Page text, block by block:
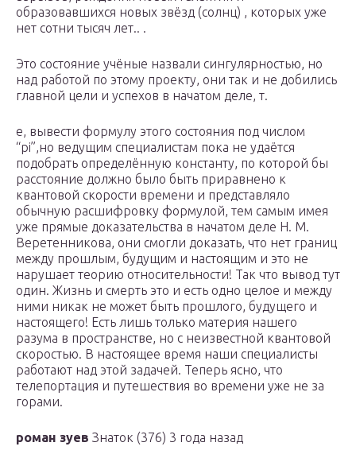
образовавшихся новых звёзд (солнц) , которых уже
нет сотни тысяч лет.. .
Это состояние учёные назвали сингулярностью, но
над работой по этому проекту, они так и не добились
главной цели и успехов в начатом деле, т.
е, вывести формулу этого состояния под числом
“pi”,но ведущим специалистам пока не удаётся
подобрать определённую константу, по которой бы
расстояние должно было быть приравнено к
квантовой скорости времени и представляло
обычную расшифровку формулой, тем самым имея
уже прямые доказательства в начатом деле Н. М.
Веретенникова, они смогли доказать, что нет границ
между прошлым, будущим и настоящим и это не
нарушает теорию относительности! Так что вывод тут
один. Жизнь и смерть это и есть одно целое и между
ними никак не может быть прошлого, будущего и
настоящего! Есть лишь только материя нашего
разума в пространстве, но с неизвестной квантовой
скоростью. В настоящее время наши специалисты
работают над этой задачей. Теперь ясно, что
телепортация и путешествия во времени уже не за
горами.
роман зуев Знаток (376) 3 года назад